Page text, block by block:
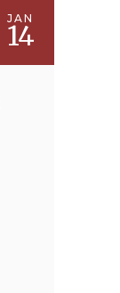
JAN
14